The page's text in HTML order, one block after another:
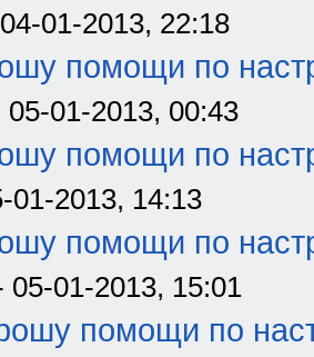
01-2013, 22:18
помощи по
05-01-2013, 00:43
помощи по
01-2013, 14:13
помощи по
05-01-2013, 15:01
помощи по